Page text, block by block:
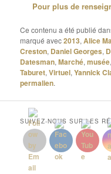
Pour plus de
Ce contenu a été publié
marqué avec2013,Alice
Creston, Daniel Georges,
Datesman,Marché,musée
Taburet,Virtuel,Yannick
permalien.
SUIVEZ-NOUS SUR LES